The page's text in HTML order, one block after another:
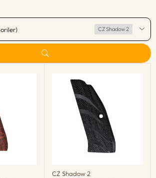
CZ Shadow 2
CZ Shadow 2